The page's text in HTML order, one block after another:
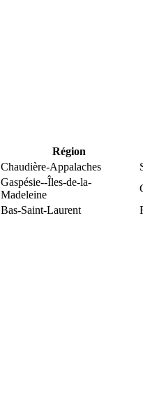
Région
Chaudière-Appalaches
Gaspésie--Îles-de-la-
Madeleine
Bas-Saint-Laurent